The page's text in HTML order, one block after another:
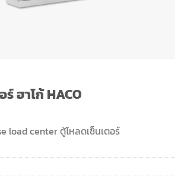
ฮาโก้ HACO
load center ตู้โหลดเซ็นเตอร์